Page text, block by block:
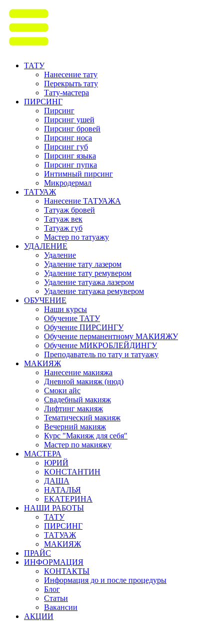
ТАТУ
Нанесение тату
Перекрыть тату
Тату-мастера
ПИРСИНГ
Пирсинг
Пирсинг ушей
Пирсинг бровей
Пирсинг носа
Пирсинг губ
Пирсинг языка
Пирсинг пупка
Интимный пирсинг
Микродермал
ТАТУАЖ
Нанесение ТАТУАЖА
Татуаж бровей
Татуаж век
Татуаж губ
Мастер по татуажу
УДАЛЕНИЕ
Удаление
Удаление тату лазером
Удаление тату ремувером
Удаление татуажа лазером
Удаление татуажа ремувером
ОБУЧЕНИЕ
Наши курсы
Обучение ТАТУ
Обучение ПИРСИНГУ
Обучение перманентному МАКИЯЖУ
Обучение МИКРОБЛЕЙДИНГУ
Преподаватель по тату и татуажу
МАКИЯЖ
Нанесение макияжа
Дневной макияж (нюд)
Смоки айс
Свадебный макияж
Лифтинг макияж
Тематический макияж
Вечерний макияж
Курс "Макияж для себя"
Мастер по макияжу
МАСТЕРА
ЮРИЙ
КОНСТАНТИН
ДАША
НАТАЛЬЯ
ЕКАТЕРИНА
НАШИ РАБОТЫ
ТАТУ
ПИРСИНГ
ТАТУАЖ
МАКИЯЖ
ПРАЙС
ИНФОРМАЦИЯ
КОНТАКТЫ
Информация до и после процедуры
Блог
Статьи
Вакансии
АКЦИИ